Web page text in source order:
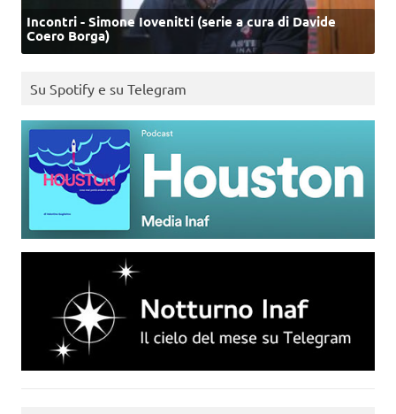
Incontri - Simone Iovenitti (serie a cura di Davide
Coero Borga)
Su Spotify e su Telegram